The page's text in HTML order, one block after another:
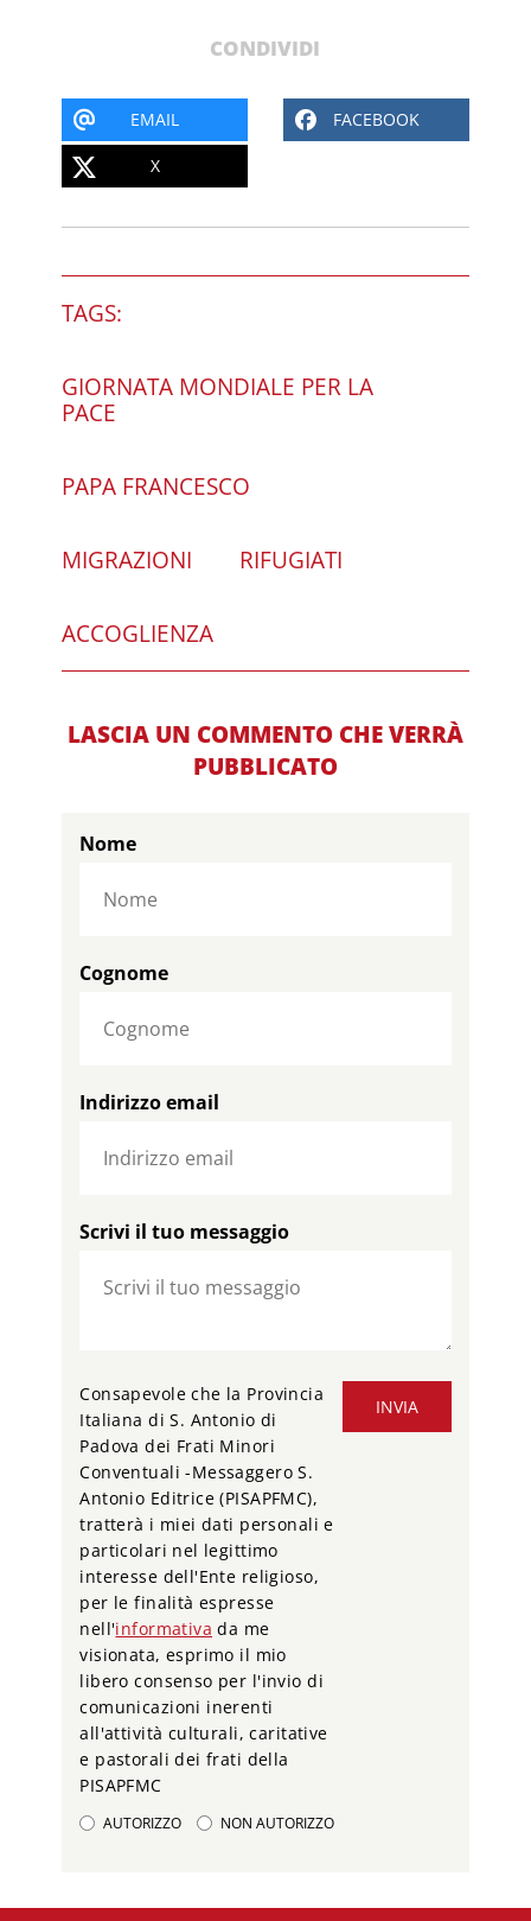
CONDIVIDI
EMAIL FACEBOOK
X
TAGS:
GIORNATA MONDIALE PER LA
PACE
PAPA FRANCESCO
MIGRAZIONI RIFUGIATI
ACCOGLIENZA
LASCIA UN COMMENTO CHE VERRÀ
PUBBLICATO
Nome
Cognome
Indirizzo email
Scrivi il tuo messaggio
INVIA
Consapevole che la Provincia
Italiana di S. Antonio di
Padova dei Frati Minori
Conventuali -Messaggero S.
Antonio Editrice (PISAPFMC),
tratterà i miei dati personali e
particolari nel legittimo
interesse dell'Ente religioso,
per le finalità espresse
nell'informativa da me
visionata, esprimo il mio
libero consenso per l'invio di
comunicazioni inerenti
all'attività culturali, caritative
e pastorali dei frati della
PISAPFMC
AUTORIZZO NON AUTORIZZO